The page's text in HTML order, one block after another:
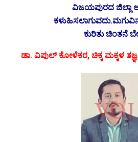
ವಿಜಯಪುರದ ಜಿಲ್ಲಾ
ಕುರಿತು ಚಿಂತನೆ
ಡಾ. ವಿಪುಲ್ ಕೋಳೆಕರ, ಚಿಕ್ಕ ಮಕ್ಕಳ